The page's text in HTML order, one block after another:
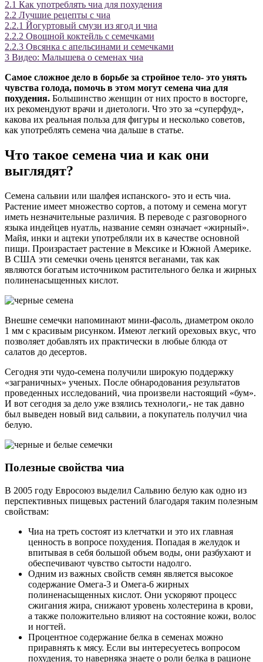
2.1 Как употреблять чиа для похудения
2.2 Лучшие рецепты с чиа
2.2.1 Йогуртовый смузи из ягод и чиа
2.2.2 Овощной коктейль с семечками
2.2.3 Овсянка с апельсинами и семечками
3 Видео: Малышева о семенах чиа
Самое сложное дело в борьбе за стройное тело- это унять
чувства голода, помочь в этом могут семена чиа для
похудения. Большинство женщин от них просто в восторге,
их рекомендуют врачи и диетологи. Что это за «суперфуд»,
какова их реальная польза для фигуры и несколько советов,
как употреблять семена чиа дальше в статье.
Что такое семена чиа и как они
выглядят?
Семена сальвии или шалфея испанского- это и есть чиа.
Растение имеет множество сортов, а потому и семена могут
иметь незначительные различия. В переводе с разговорного
языка индейцев нуатль, название семян означает «жирный».
Майя, инки и ацтеки употребляли их в качестве основной
пищи. Произрастает растение в Мексике и Южной Америке.
В США эти семечки очень ценятся веганами, так как
являются богатым источником растительного белка и жирных
полиненасыщенных кислот.
Внешне семечки напоминают мини-фасоль, диаметром около
1 мм с красивым рисунком. Имеют легкий ореховых вкус, что
позволяет добавлять их практически в любые блюда от
салатов до десертов.
Сегодня эти чудо-семена получили широкую поддержку
«заграничных» ученых. После обнародования результатов
проведенных исследований, чиа произвели настоящий «бум».
И вот сегодня за дело уже взялись технологи,- не так давно
был выведен новый вид сальвии, а покупатель получил чиа
белую.
Полезные свойства чиа
В 2005 году Евросоюз выделил Сальвию белую как одно из
перспективных пищевых растений благодаря таким полезным
свойствам:
Чиа на треть состоят из клетчатки и это их главная
ценность в вопросе похудения. Попадая в желудок и
впитывая в себя большой объем воды, они разбухают и
обеспечивают чувство сытости надолго.
Одним из важных свойств семян является высокое
содержание Омега-3 и Омега-6 жирных
полиненасыщенных кислот. Они ускоряют процесс
сжигания жира, снижают уровень холестерина в крови,
а также положительно влияют на состояние кожи, волос
и ногтей.
Процентное содержание белка в семенах можно
приравнять к мясу. Если вы интересуетесь вопросом
похудения, то наверняка знаете о роли белка в рационе